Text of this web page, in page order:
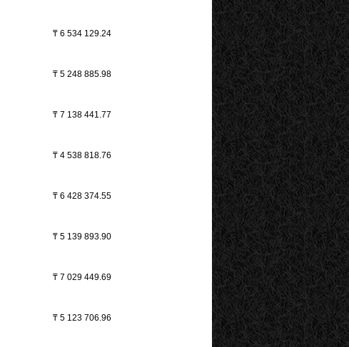
₸ 6 534 129.24
₸ 5 248 885.98
₸ 7 138 441.77
₸ 4 538 818.76
₸ 6 428 374.55
₸ 5 139 893.90
₸ 7 029 449.69
₸ 5 123 706.96